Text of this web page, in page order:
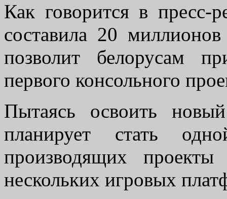
Как говорится в пресс-
составила 20
позволит белорусам
первого консольного
Пытаясь освоить
планирует стать
производящих
нескольких игровых